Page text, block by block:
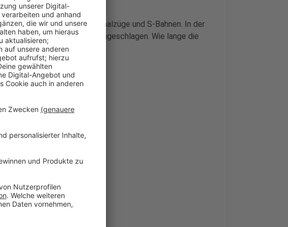
aber auch Regionalzüge und S-Bahnen. In der
Technik der Bahnstrecke eingeschlagen. Wie lange die